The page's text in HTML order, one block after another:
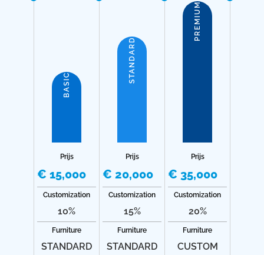
BASIC
Prijs
€ 15,000
Customization
10%
Furniture
STANDARD
STANDARD
Prijs
€ 20,000
Customization
15%
Furniture
STANDARD
PREMIUM
Prijs
€ 35,000
Customization
20%
Furniture
CUSTOM